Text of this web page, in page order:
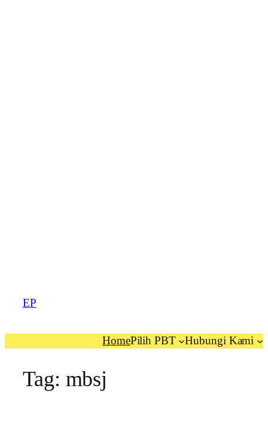
EP
HomePilih PBT Hubungi Kami
Tag: mbsj